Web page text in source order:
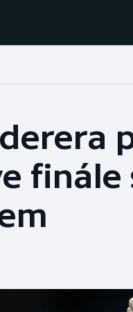
a softbal
finále